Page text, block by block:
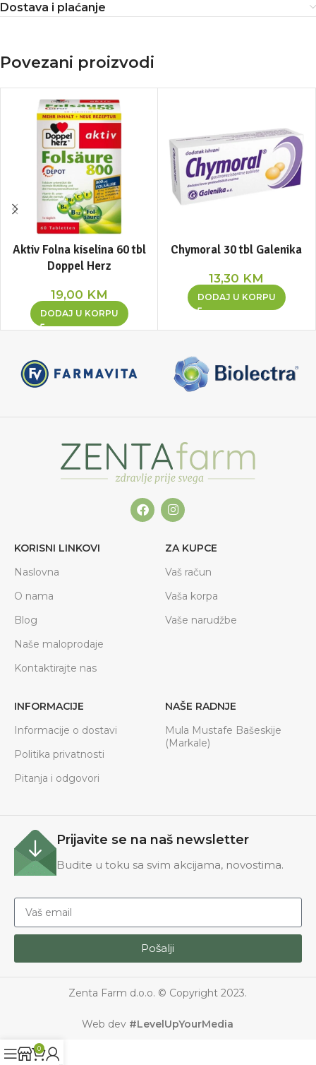
Dostava i plaćanje
Povezani proizvodi
Aktiv Folna kiselina 60 tbl
Doppel Herz
19,00 KM
DODAJ U KORPU
Chymoral 30 tbl Galenika
13,30 KM
DODAJ U KORPU
KORISNI LINKOVI
Naslovna
O nama
Blog
Naše maloprodaje
Kontaktirajte nas
ZA KUPCE
Vaš račun
Vaša korpa
Vaše narudžbe
INFORMACIJE
Informacije o dostavi
Politika privatnosti
Pitanja i odgovori
NAŠE RADNJE
Mula Mustafe Bašeskije
(Markale)
Prijavite se na naš newsletter
Budite u toku sa svim akcijama, novostima.
Pošalji
Zenta Farm d.o.o. © Copyright 2023.
Web dev #LevelUpYourMedia
0